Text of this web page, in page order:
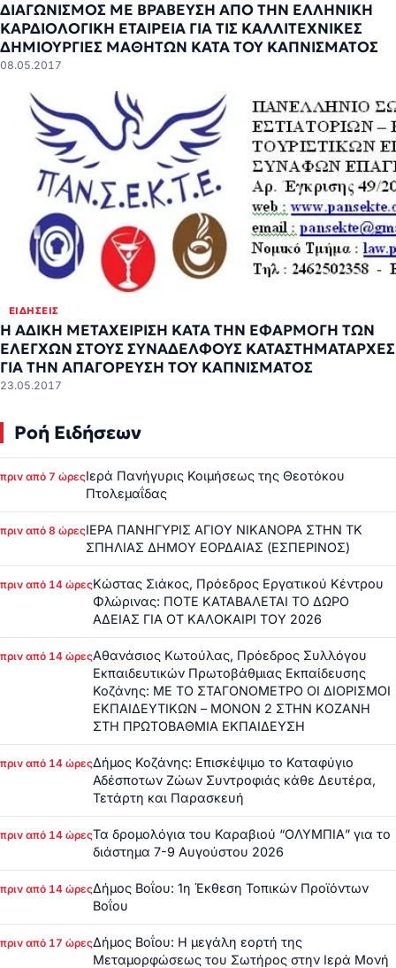
ΔΙΑΓΩΝΙΣΜΟΣ ΜΕ ΒΡΑΒΕΥΣΗ ΑΠΟ ΤΗΝ ΕΛΛΗΝΙΚΗ
ΚΑΡΔΙΟΛΟΓΙΚΗ ΕΤΑΙΡΕΙΑ ΓΙΑ ΤΙΣ ΚΑΛΛΙΤΕΧΝΙΚΕΣ
ΔΗΜΙΟΥΡΓΙΕΣ ΜΑΘΗΤΩΝ ΚΑΤΑ ΤΟΥ ΚΑΠΝΙΣΜΑΤΟΣ
08.05.2017
ΕΙΔΉΣΕΙΣ
Η ΑΔΙΚΗ ΜΕΤΑΧΕΙΡΙΣΗ ΚΑΤΑ ΤΗΝ ΕΦΑΡΜΟΓΗ ΤΩΝ
ΕΛΕΓΧΩΝ ΣΤΟΥΣ ΣΥΝΑΔΕΛΦΟΥΣ ΚΑΤΑΣΤΗΜΑΤΑΡΧΕΣ
ΓΙΑ ΤΗΝ ΑΠΑΓΟΡΕΥΣΗ ΤΟΥ ΚΑΠΝΙΣΜΑΤΟΣ
23.05.2017
Ροή Ειδήσεων
πριν από 7 ώρεςΙερά Πανήγυρις Κοιμήσεως της Θεοτόκου
Πτολεμαΐδας
πριν από 8 ώρεςΙΕΡΑ ΠΑΝΗΓΥΡΙΣ ΑΓΙΟΥ ΝΙΚΑΝΟΡΑ ΣΤΗΝ ΤΚ
ΣΠΗΛΙΑΣ ΔΗΜΟΥ ΕΟΡΔΑΙΑΣ (ΕΣΠΕΡΙΝΟΣ)
πριν από 14 ώρεςΚώστας Σιάκος, Πρόεδρος Εργατικού Κέντρου
Φλώρινας: ΠΟΤΕ ΚΑΤΑΒΑΛΕΤΑΙ ΤΟ ΔΩΡΟ
ΑΔΕΙΑΣ ΓΙΑ ΟΤ ΚΑΛΟΚΑΙΡΙ ΤΟΥ 2026
πριν από 14 ώρεςΑθανάσιος Κωτούλας, Πρόεδρος Συλλόγου
Εκπαιδευτικών Πρωτοβάθμιας Εκπαίδευσης
Κοζάνης: ΜΕ ΤΟ ΣΤΑΓΟΝΟΜΕΤΡΟ ΟΙ ΔΙΟΡΙΣΜΟΙ
ΕΚΠΑΙΔΕΥΤΙΚΩΝ – ΜΟΝΟΝ 2 ΣΤΗΝ ΚΟΖΑΝΗ
ΣΤΗ ΠΡΩΤΟΒΑΘΜΙΑ ΕΚΠΑΙΔΕΥΣΗ
πριν από 14 ώρεςΔήμος Κοζάνης: Επισκέψιμο το Καταφύγιο
Αδέσποτων Ζώων Συντροφιάς κάθε Δευτέρα,
Τετάρτη και Παρασκευή
πριν από 14 ώρεςΤα δρομολόγια του Καραβιού “ΟΛΥΜΠΙΑ” για το
διάστημα 7-9 Αυγούστου 2026
πριν από 14 ώρεςΔήμος Βοΐου: 1η Έκθεση Τοπικών Προϊόντων
Βοΐου
πριν από 17 ώρεςΔήμος Βοΐου: Η μεγάλη εορτή της
Μεταμορφώσεως του Σωτήρος στην Ιερά Μονή